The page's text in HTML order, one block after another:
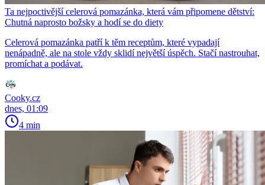
Ta nejpoctivější celerová pomazánka, která vám připomene dětství:
Chutná naprosto božsky a hodí se do diety
Celerová pomazánka patří k těm receptům, které vypadají
nenápadně, ale na stole vždy sklidí největší úspěch. Stačí nastrouhat,
promíchat a podávat.
Cooky.cz
dnes, 01:09
4 min